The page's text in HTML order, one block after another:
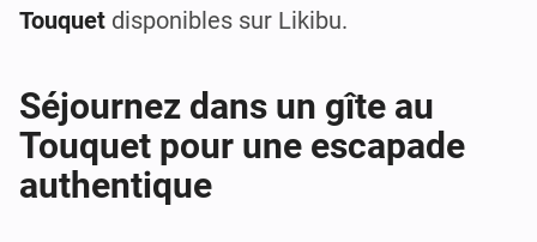
Touquet disponibles sur Likibu.
Séjournez dans un gîte au
Touquet pour une escapade
authentique